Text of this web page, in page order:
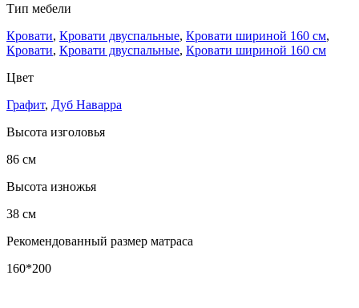
Тип мебели
Кровати, Кровати двуспальные, Кровати шириной 160 см,
Кровати, Кровати двуспальные, Кровати шириной 160 см
Цвет
Графит, Дуб Наварра
Высота изголовья
86 см
Высота изножья
38 см
Рекомендованный размер матраса
160*200